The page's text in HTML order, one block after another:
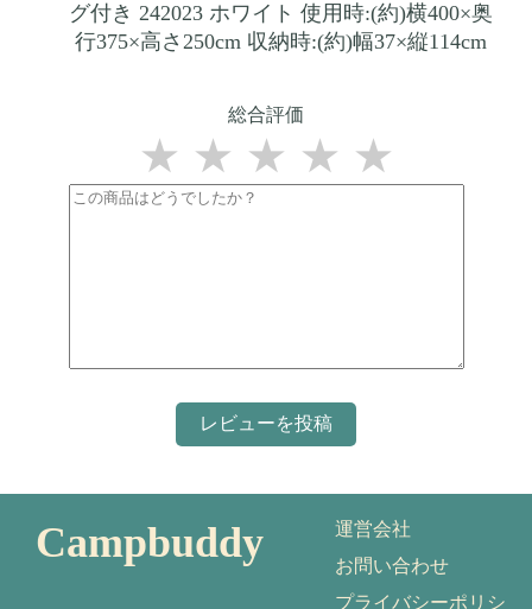
グ付き 242023 ホワイト 使用時:(約)横400×奥
行375×高さ250cm 収納時:(約)幅37×縦114cm
総合評価
★
★
★
★
★
Campbuddy
運営会社
お問い合わせ
プライバシーポリシ